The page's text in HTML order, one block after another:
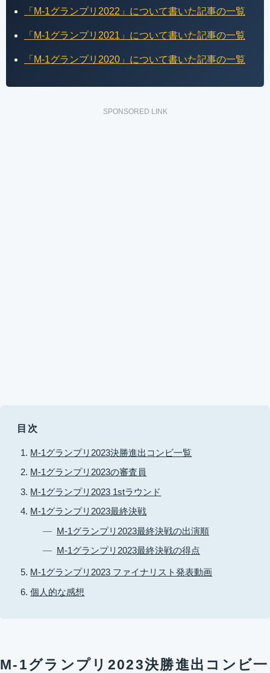
「M-1グランプリ2022」について書いた記事の一覧
「M-1グランプリ2021」について書いた記事の一覧
「M-1グランプリ2020」について書いた記事の一覧
SPONSORED LINK
目次
M-1グランプリ2023決勝進出コンビ一覧
M-1グランプリ2023の審査員
M-1グランプリ2023 1stラウンド
M-1グランプリ2023最終決戦
M-1グランプリ2023最終決戦の出演順
M-1グランプリ2023最終決戦の得点
M-1グランプリ2023 ファイナリスト発表動画
個人的な感想
M-1グランプリ2023決勝進出コンビ一